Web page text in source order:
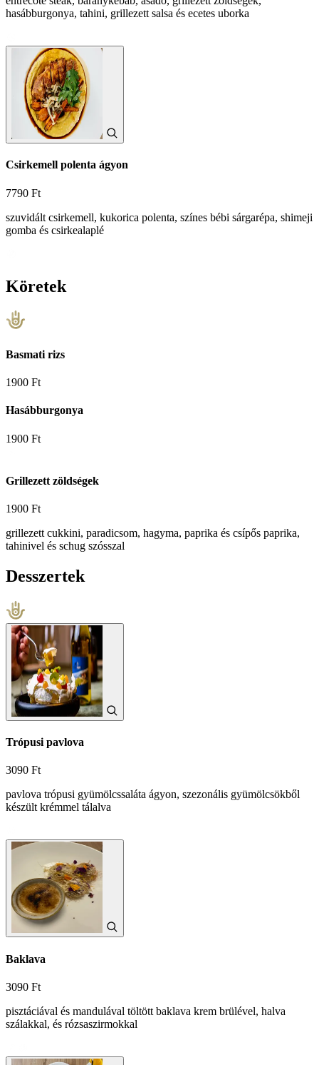
hasábburgonya, tahini, grillezett salsa és ecetes uborka
Csirkemell polenta ágyon
7790 Ft
szuvidált csirkemell, kukorica polenta, színes bébi sárgarépa, shimeji
gomba és csirkealaplé
Köretek
Basmati rizs
1900 Ft
Hasábburgonya
1900 Ft
Grillezett zöldségek
1900 Ft
grillezett cukkini, paradicsom, hagyma, paprika és csípős paprika,
tahinivel és schug szósszal
Desszertek
Trópusi pavlova
3090 Ft
pavlova trópusi gyümölcssaláta ágyon, szezonális gyümölcsökből
készült krémmel tálalva
Baklava
3090 Ft
pisztáciával és mandulával töltött baklava krem brülével, halva
szálakkal, és rózsaszirmokkal